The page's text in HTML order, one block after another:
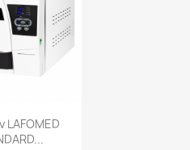
LAFOMED